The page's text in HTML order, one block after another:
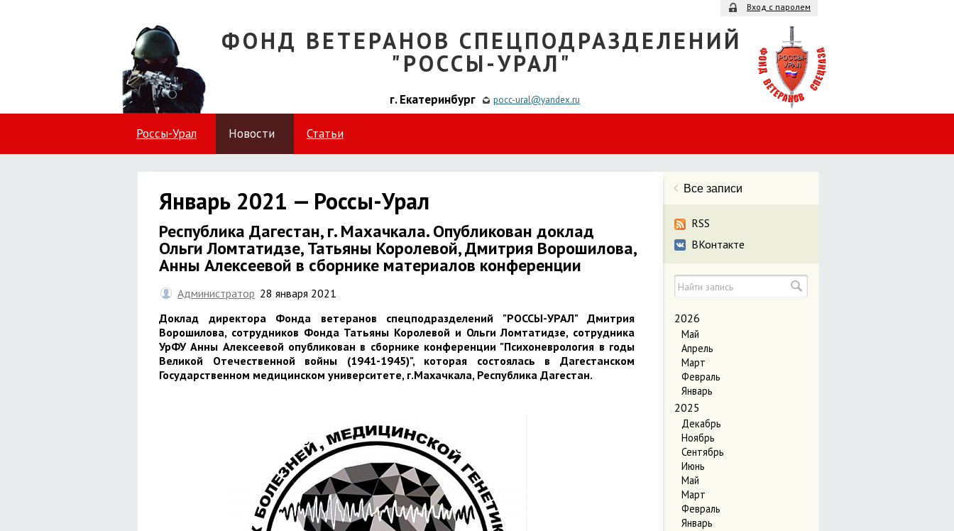
Вход с паролем
ФОНД ВЕТЕРАНОВ СПЕЦПОДРАЗДЕЛЕНИЙ
"РОССЫ-УРАЛ"
г. Екатеринбург pocc-ural@yandex.ru
Россы-Урал Новости Статьи
Все записи
RSS
ВКонтакте
2026
Май
Апрель
Март
Февраль
Январь
2025
Декабрь
Ноябрь
Сентябрь
Июнь
Май
Март
Февраль
Январь
Январь 2021 — Россы-Урал
Республика Дагестан, г. Махачкала. Опубликован доклад
Ольги Ломтатидзе, Татьяны Королевой, Дмитрия Ворошилова,
Анны Алексеевой в сборнике материалов конференции
Администратор 28 января 2021
Доклад директора Фонда ветеранов спецподразделений "РОССЫ-УРАЛ" Дмитрия
Ворошилова, сотрудников Фонда Татьяны Королевой и Ольги Ломтатидзе, сотрудника
УрФУ Анны Алексеевой опубликован в сборнике конференции "Психоневрология в годы
Великой Отечественной войны (1941-1945)", которая состоялась в Дагестанском
Государственном медицинском университете, г.Махачкала, Республика Дагестан.